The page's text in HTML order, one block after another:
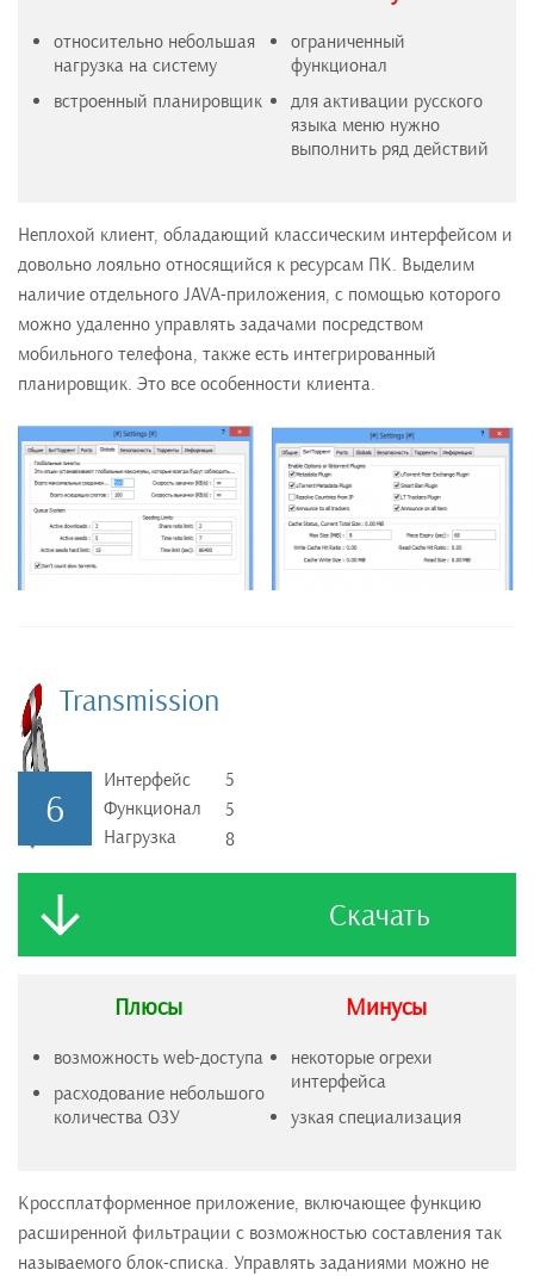
относительно небольшая
нагрузка на систему
встроенный планировщик
ограниченный
функционал
для активации русского
языка меню нужно
выполнить ряд действий
Неплохой клиент, обладающий классическим интерфейсом и
довольно лояльно относящийся к ресурсам ПК. Выделим
наличие отдельного JAVA-приложения, с помощью которого
можно удаленно управлять задачами посредством
мобильного телефона, также есть интегрированный
планировщик. Это все особенности клиента.
Transmission
6
Интерфейс
Функционал
Нагрузка
5
5
8
Скачать
Плюсы
возможность web-доступа
расходование небольшого
количества ОЗУ
Минусы
некоторые огрехи
интерфейса
узкая специализация
Кроссплатформенное приложение, включающее функцию
расширенной фильтрации с возможностью составления так
называемого блок-списка. Управлять заданиями можно не